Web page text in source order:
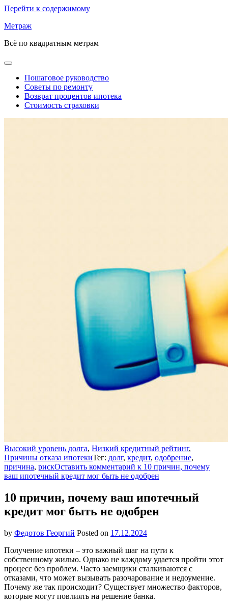
Перейти к содержимому
Метраж
Всё по квадратным метрам
Пошаговое руководство
Советы по ремонту
Возврат процентов ипотека
Стоимость страховки
Высокий уровень долга, Низкий кредитный рейтинг,
Причины отказа ипотекиТег: долг, кредит, одобрение,
причина, рискОставить комментарий к 10 причин, почему
ваш ипотечный кредит мог быть не одобрен
10 причин, почему ваш ипотечный
кредит мог быть не одобрен
by Федотов Георгий Posted on 17.12.2024
Получение ипотеки – это важный шаг на пути к
собственному жилью. Однако не каждому удается пройти этот
процесс без проблем. Часто заемщики сталкиваются с
отказами, что может вызывать разочарование и недоумение.
Почему же так происходит? Существует множество факторов,
которые могут повлиять на решение банка.